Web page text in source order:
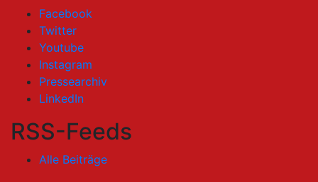
Facebook
Twitter
Youtube
Instagram
Pressearchiv
LinkedIn
RSS-Feeds
Alle Beiträge